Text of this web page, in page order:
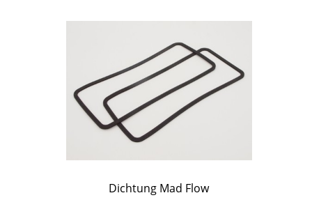
Dichtung Mad Flow